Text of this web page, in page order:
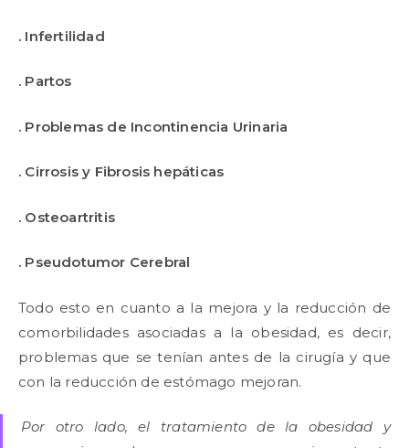
. Infertilidad
. Partos
. Problemas de Incontinencia Urinaria
. Cirrosis y Fibrosis hepáticas
. Osteoartritis
. Pseudotumor Cerebral
Todo esto en cuanto a la mejora y la reducción de
comorbilidades asociadas a la obesidad, es decir,
problemas que se tenían antes de la cirugía y que
con la reducción de estómago mejoran.
Por otro lado, el tratamiento de la obesidad y